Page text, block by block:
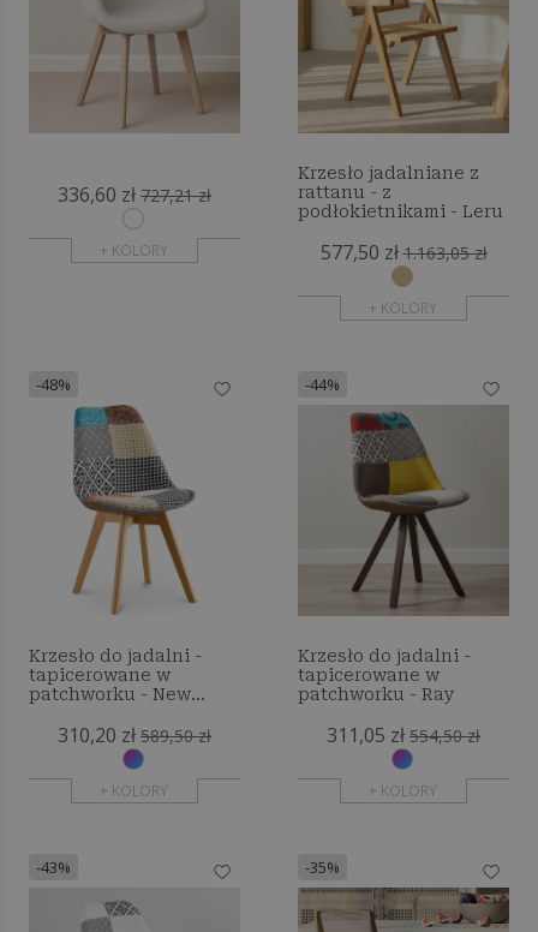
336,60 zł 727,21 zł
+ KOLORY
Krzesło jadalniane z
rattanu - z
podłokietnikami - Leru
577,50 zł 1.163,05 zł
+ KOLORY
-48%
Krzesło do jadalni -
tapicerowane w
patchworku - New
310,20 zł 589,50 zł
+ KOLORY
-44%
Krzesło do jadalni -
tapicerowane w
patchworku - Ray
311,05 zł 554,50 zł
+ KOLORY
-43% -35%